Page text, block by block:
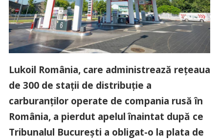
Lukoil România, care administrează reţeaua
de 300 de staţii de distribuţie a
carburanţilor operate de compania rusă în
România, a pierdut apelul înaintat după ce
Tribunalul Bucureşti a obligat-o la plata de